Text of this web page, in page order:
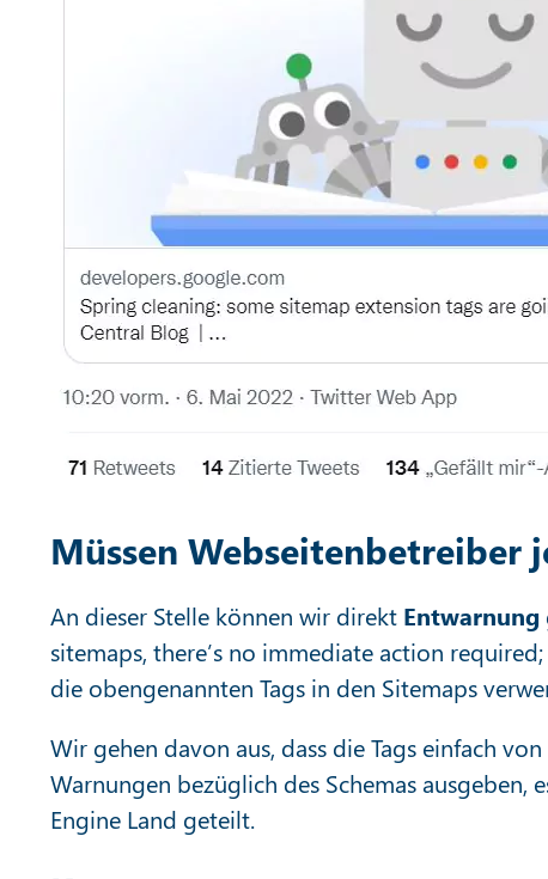
Müssen Webseitenbetreiber
An dieser Stelle können wir direkt Entwarnung
sitemaps, there’s no immediate action
die obengenannten Tags in den Sitemaps
Wir gehen davon aus, dass die Tags einfach
Warnungen bezüglich des Schemas ausgeben,
Engine Land geteilt.